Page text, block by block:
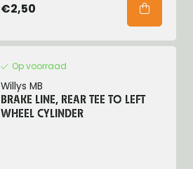
€2,50
Op voorraad
Willys MB
BRAKE LINE, REAR TEE TO LEFT
WHEEL CYLINDER